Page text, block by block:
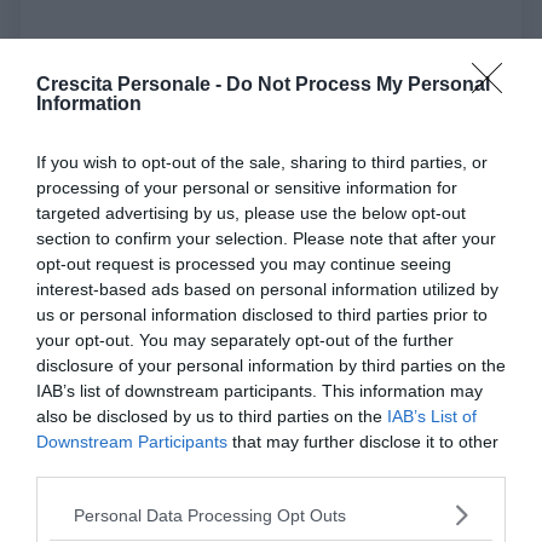
Crescita Personale - Do Not Process My Personal
Information
If you wish to opt-out of the sale, sharing to third parties, or
processing of your personal or sensitive information for
targeted advertising by us, please use the below opt-out
section to confirm your selection. Please note that after your
opt-out request is processed you may continue seeing
interest-based ads based on personal information utilized by
us or personal information disclosed to third parties prior to
your opt-out. You may separately opt-out of the further
disclosure of your personal information by third parties on the
IAB’s list of downstream participants. This information may
also be disclosed by us to third parties on the IAB’s List of
Downstream Participants that may further disclose it to other
Please note that this website/app uses one or more Google
Personal Data Processing Opt Outs
Autostima, assertività e salute emotiva
fondamentale anche per il raggiungimento del
benessereindividuale e nel preservare la salute
emotiva. La sicurezza di poter essere interessante per
altre persone e la capacità di intessere delle relazioni
sociali significative aumenta ilsenso di importanza
dell’individuoe laconsapevolezza del suo ruolo
all’interno del proprio ambiente. Anche a livello di
salute mentale esistono delle evidenze circa la loro
importanza. Un basso grado di autostima è infatti
correlato all’insorgenza di stati depressivi e alti livelli
di ansia.
Leggi ancheComunicazione assertiva, 5